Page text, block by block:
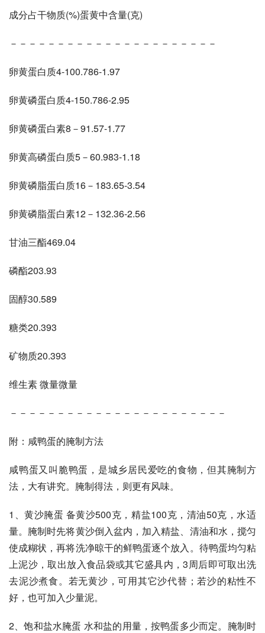
成分占干物质(%)蛋黄中含量(克)
－－－－－－－－－－－－－－－－－－－－－－
卵黄蛋白质4-100.786-1.97
卵黄磷蛋白质4-150.786-2.95
卵黄磷蛋白素8－91.57-1.77
卵黄高磷蛋白质5－60.983-1.18
卵黄磷脂蛋白质16－183.65-3.54
卵黄磷脂蛋白素12－132.36-2.56
甘油三酯469.04
磷酯203.93
固醇30.589
糖类20.393
矿物质20.393
维生素 微量微量
－－－－－－－－－－－－－－－－－－－－－－－
附：咸鸭蛋的腌制方法
咸鸭蛋又叫脆鸭蛋，是城乡居民爱吃的食物，但其腌制方
法，大有讲究。腌制得法，则更有风味。
1、黄沙腌蛋 备黄沙500克，精盐100克，清油50克，水适
量。腌制时先将黄沙倒入盆内，加入精盐、清油和水，搅匀
使成糊状，再将洗净晾干的鲜鸭蛋逐个放入。待鸭蛋均匀粘
上泥沙，取出放入食品袋或其它盛具内，3周后即可取出洗
去泥沙煮食。若无黄沙，可用其它沙代替；若沙的粘性不
好，也可加入少量泥。
2、饱和盐水腌蛋 水和盐的用量，按鸭蛋多少而定。腌制时